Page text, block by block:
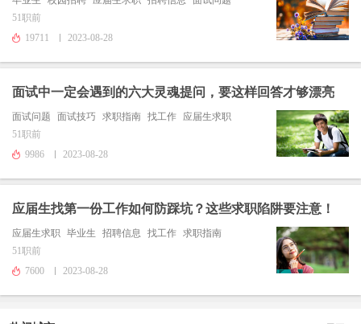
51职前
19711
2023-08-28
面试中一定会遇到的六大灵魂提问，要这样回答才够漂亮
面试问题 面试技巧 求职指南 找工作
应届生求职
51职前
9986
2023-08-28
应届生找第一份工作如何防踩坑？这些求职陷阱要注意！
应届生求职 毕业生 招聘信息 找工作 求职指南
51职前
7600
2023-08-28